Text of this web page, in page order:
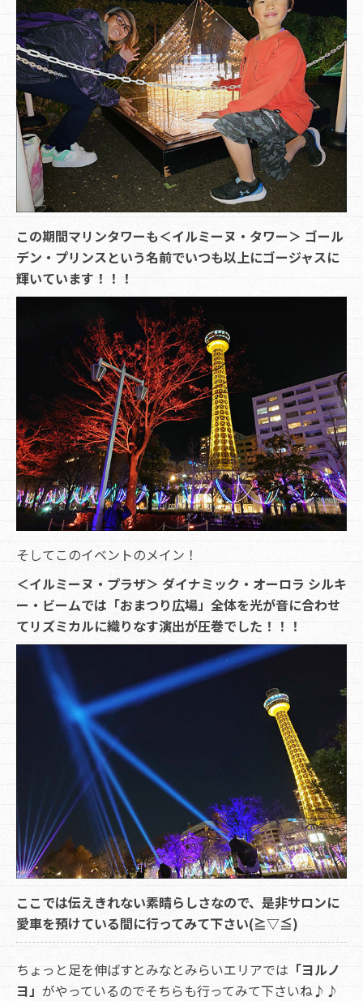
この期間マリンタワーも＜イルミーヌ・タワー＞ ゴール
デン・プリンスという名前でいつも以上にゴージャスに
輝いています！！！
そしてこのイベントのメイン！
＜イルミーヌ・プラザ＞ ダイナミック・オーロラ シルキ
ー・ビームでは「おまつり広場」全体を光が音に合わせ
てリズミカルに織りなす演出が圧巻でした！！！
ここでは伝えきれない素晴らしさなので、是非サロンに
愛車を預けている間に行ってみて下さい(≧▽≦)
ちょっと足を伸ばすとみなとみらいエリアでは 「ヨルノ
ヨ」 がやっているのでそちらも行ってみて下さいね♪♪